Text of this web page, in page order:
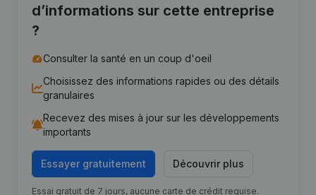
d’informations sur cette entreprise
?
Consulter la santé en un coup d'oeil
Choisissez des informations rapides ou des détails
granulaires
Recevez des mises à jour sur les développements
importants
Essayer gratuitement Découvrir plus
Essai gratuit de 7 jours, aucune carte de crédit requise.